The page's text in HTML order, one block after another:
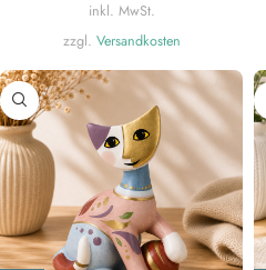
inkl. MwSt.
zzgl. Versandkosten